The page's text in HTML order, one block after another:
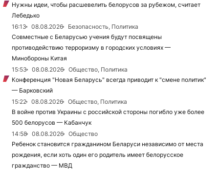
Нужны идеи, чтобы расшевелить белорусов за рубежом, считает
Лебедько
16:13
08.08.2026
Безопасность, Политика
Совместные с Беларусью учения будут посвящены
противодействию терроризму в городских условиях —
Минобороны Китая
15:53
08.08.2026
Общество, Политика
Конференция "Новая Беларусь" всегда приводит к "смене политик"
— Барковский
15:22
08.08.2026
Общество, Политика
В войне против Украины с российской стороны погибло уже более
500 белорусов — Кабанчук
14:58
08.08.2026
Общество
Ребенок становится гражданином Беларуси независимо от места
рождения, если хоть один его родитель имеет белорусское
гражданство — МВД